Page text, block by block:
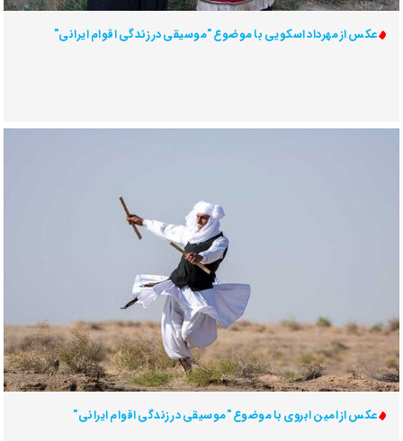
عکس از مهرداد اسکویی با موضوع "موسیقی در زندگی اقوام ایرانی"
عکس از امین ابروی با موضوع "موسیقی در زندگی اقوام ایرانی"